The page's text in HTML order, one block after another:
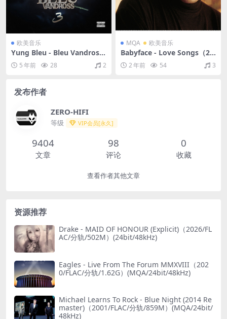
欧美音乐
Yung Bleu - Bleu Vandross
3（2020/FLAC/分轨/311M）
5 年前 28 2
MQA 欧美音乐
Babyface - Love Songs（20
01/FLAC/分轨/500M）(MQ
A/16bit/44.1kHz)
2 年前 54 3
发布作者
ZERO-HIFI
等级 VIP会员[永久]
9404
文章
98
评论
0
收藏
查看作者其他文章
资源推荐
Drake - MAID OF HONOUR (Explicit)（2026/FL
AC/分轨/502M）(24bit/48kHz)
Eagles - Live From The Forum MMXVIII（202
0/FLAC/分轨/1.62G）(MQA/24bit/48kHz)
Michael Learns To Rock - Blue Night (2014 Re
master)（2001/FLAC/分轨/859M）(MQA/24bit/
48kHz)